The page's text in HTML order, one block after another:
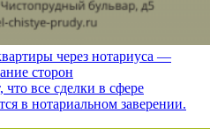
через нотариуса —
сторон
все сделки в сфере
в нотариальном заверении.